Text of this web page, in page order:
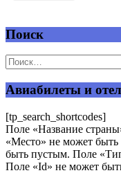
Добавить
Ваш адрес email не
Поиск
Авиабилеты и
[tp_search_shortcodes]
Поле «Название
«Место» не может
быть пустым. Поле
Поле «Id» не может